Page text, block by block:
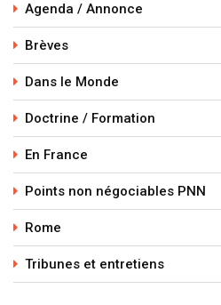
Agenda / Annonce
Brèves
Dans le Monde
Doctrine / Formation
En France
Points non négociables PNN
Rome
Tribunes et entretiens